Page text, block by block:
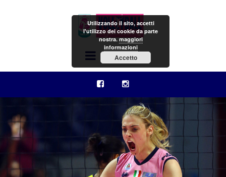
Menu
Utilizzando il sito, accetti
l'utilizzo dei cookie da parte
nostra.maggiori
informazioni
Accetto